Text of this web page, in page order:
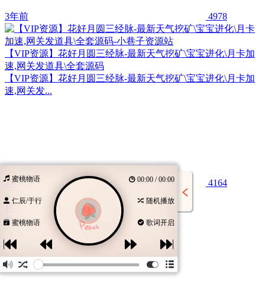
3年前 4978
【VIP资源】花好月圆三经脉-最新天气挖矿\宝宝进化\月卡加
速,网关发道具\全套源码
【VIP资源】花好月圆三经脉-最新天气挖矿\宝宝进化\月卡加
速,网关发...
3年前 4164
热血传奇客户端集合
热血传奇客户端集合
蜜桃物语 00:00 / 00:00
仁辰/于行 随机播放
蜜桃物语 歌词开启